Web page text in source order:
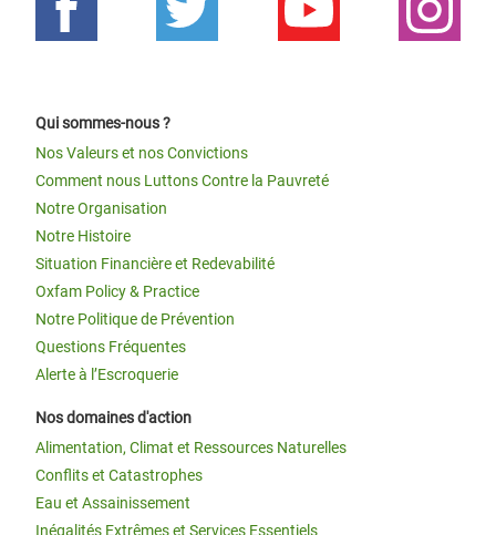
Qui sommes-nous ?
Nos Valeurs et nos Convictions
Comment nous Luttons Contre la Pauvreté
Notre Organisation
Notre Histoire
Situation Financière et Redevabilité
Oxfam Policy & Practice
Notre Politique de Prévention
Questions Fréquentes
Alerte à l’Escroquerie
Nos domaines d'action
Alimentation, Climat et Ressources Naturelles
Conflits et Catastrophes
Eau et Assainissement
Inégalités Extrêmes et Services Essentiels